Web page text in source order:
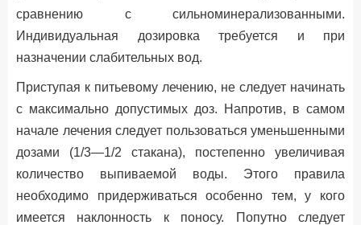
сравнению с сильноминерализованными.
Индивидуальная дозировка требуется и при
назначении слабительных вод.
Приступая к питьевому лечению, не следует начинать
с максимально допустимых доз. Напротив, в самом
начале лечения следует пользоваться уменьшенными
дозами (1/3—1/2 стакана), постепенно увеличивая
количество выпиваемой воды. Этого правила
необходимо придерживаться особенно тем, у кого
имеется наклонность к поносу. Попутно следует